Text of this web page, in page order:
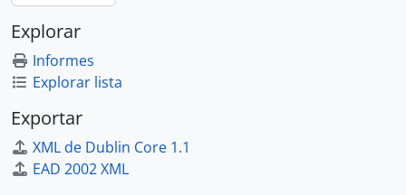
Explorar
Informes
Explorar lista
Exportar
XML de Dublin Core 1.1
EAD 2002 XML